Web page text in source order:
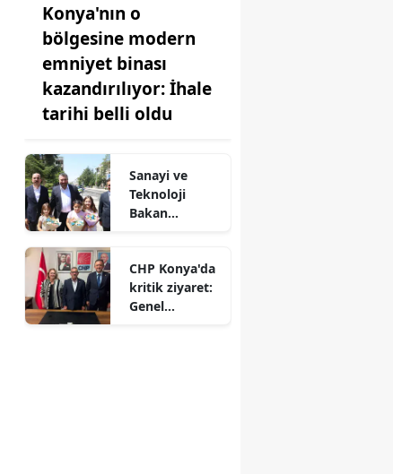
Konya'nın o
bölgesine modern
emniyet binası
kazandırılıyor: İhale
tarihi belli oldu
Sanayi ve
Teknoloji
Bakan
İnan Ilgın'da!
CHP Konya'da
kritik ziyaret:
Genel